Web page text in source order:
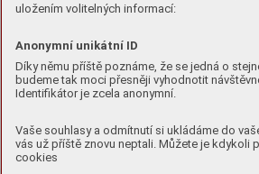
uložením volitelných informací:
Anonymní unikátní ID
Díky němu příště poznáme, že se jedná o
budeme tak moci přesněji vyhodnotit
Identifikátor je zcela anonymní.
Vaše souhlasy a odmítnutí si ukládáme do
vás už příště znovu neptali. Můžete je kdykoli
cookies